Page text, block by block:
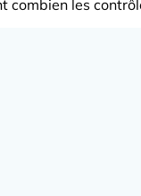
combien les